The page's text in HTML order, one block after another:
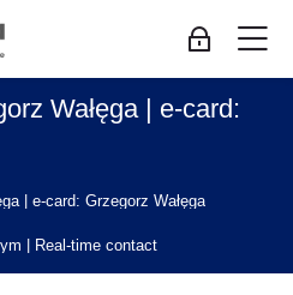
Login per i
Wałęga | e-card:
| e-card: Grzegorz Wałęga
| Real-time contact